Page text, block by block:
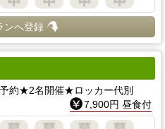
ンへ登録
約★2名開催★ロッカー代別
7,900円 昼食付